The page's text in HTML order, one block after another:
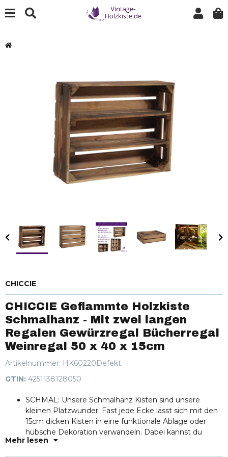
CHICCIE
CHICCIE Geflammte Holzkiste
Schmalhanz - Mit zwei langen
Regalen Gewürzregal Bücherregal
Weinregal 50 x 40 x 15cm
Artikelnummer: HK60220Defekt
GTIN: 4251138128050
SCHMAL: Unsere Schmalhanz Kisten sind unsere
kleinen Platzwunder. Fast jede Ecke lässt sich mit den
15cm dicken Kisten in eine funktionale Ablage oder
hübsche Dekoration verwandeln. Dabei kannst du
selbst bestimmen, welche und wie viele Regale du
Mehr lesen